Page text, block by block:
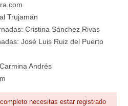
Trujamán
Cristina Sánchez Rivas
José Luis Ruiz del Puerto
Andrés
necesitas estar registrado